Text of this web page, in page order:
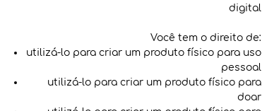
digital
Você tem o direito de:
utilizá-lo para criar um produto físico para uso
pessoal
utilizá-lo para criar um produto físico para
doar